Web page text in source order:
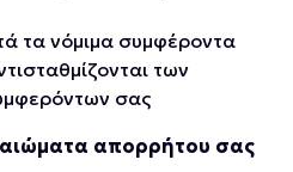
τα νόμιμα συμφέροντα
των
σας
απορρήτου σας